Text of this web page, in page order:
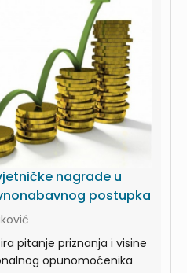
nagrade u
postupka
pitanje priznanja i visine
opunomoćenika